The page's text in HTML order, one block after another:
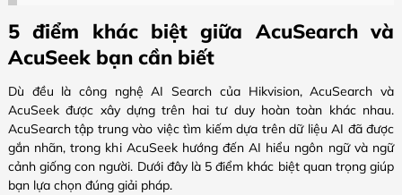
5 điểm khác biệt giữa AcuSearch và
AcuSeek bạn cần biết
Dù đều là công nghệ AI Search của Hikvision, AcuSearch và
AcuSeek được xây dựng trên hai tư duy hoàn toàn khác nhau.
AcuSearch tập trung vào việc tìm kiếm dựa trên dữ liệu AI đã được
gắn nhãn, trong khi AcuSeek hướng đến AI hiểu ngôn ngữ và ngữ
cảnh giống con người. Dưới đây là 5 điểm khác biệt quan trọng giúp
bạn lựa chọn đúng giải pháp.